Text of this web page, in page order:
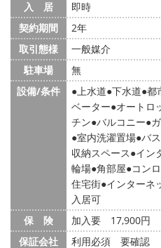
入 居
即時
契約期間
2年
取引態様
一般媒介
駐車場
無
設備/条件
上水道 下水道 都
ベーター オートロ
チン バルコニー
室内洗濯置場 バ
収納スペース イン
輪場 角部屋 コン
住宅街 インターネ
入居可
保 険
加入要 17,900円
保証会社
利用必須 要確認